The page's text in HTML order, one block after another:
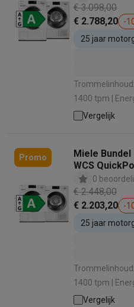
€ 3.098,00
€ 2.788,20
-
25 jaar
1400 tpm | Energieklasse:
het zwieren: 71
Vergelijk
Promo
Miele Bundel
WCS
TWC 640 WP
0
€ 2.448,00
€ 2.203,20
-
25 jaar
1400 tpm | Energieklasse:
het zwieren: 72
Vergelijk